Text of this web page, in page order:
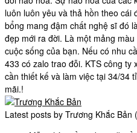
luôn luôn yêu và thả hồn theo
bổng mang đậm chất nghệ sĩ đó
đẹp mới ra đời. Là một mảng
cuộc sống của bạn. Nếu có nhu
433 có zalo trao đỗi. KTS công
cần thiết kế và làm việc tại 34/34
mãi.!
Latest posts by Trương Khắc Bản (